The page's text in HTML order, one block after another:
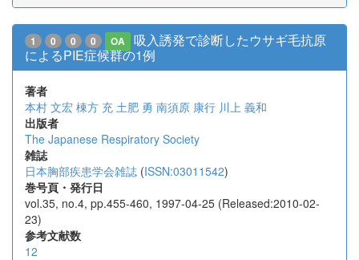
1 0 0 0 OA
吸入誘発で診断したウサギ毛抗原
によるPIE症候群の1例
著者
本村 文宏 棟方 充 土肥 勇 南須原 康行 川上 義和
出版者
The Japanese Respiratory Society
雑誌
日本胸部疾患学会雑誌 (ISSN:03011542)
巻号頁・発行日
vol.35, no.4, pp.455-460, 1997-04-25 (Released:2010-02-
23)
参考文献数
12